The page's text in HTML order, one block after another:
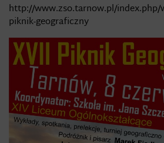
http://www.zso.tarnow.pl/index.php/
piknik-geograficzny